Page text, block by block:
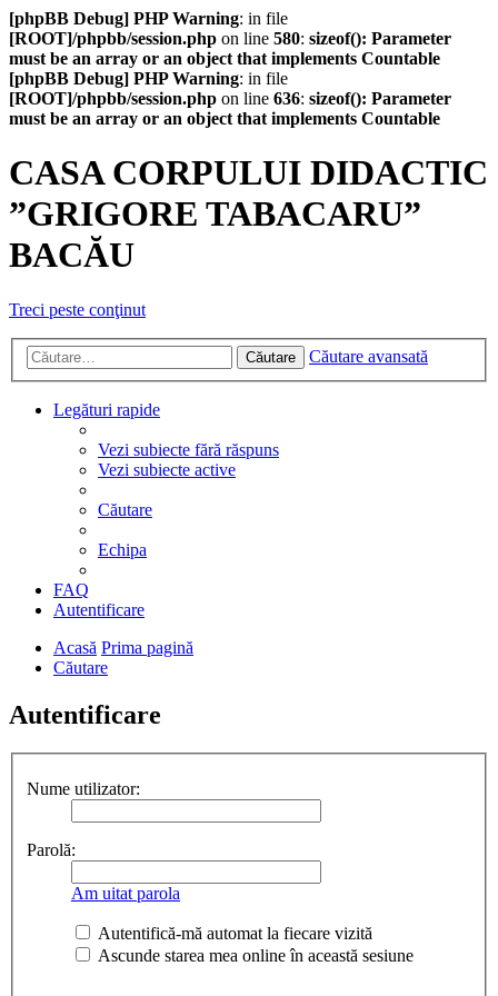
[phpBB Debug] PHP Warning: in file
[ROOT]/phpbb/session.php on line 580: sizeof(): Parameter
must be an array or an object that implements Countable
[phpBB Debug] PHP Warning: in file
[ROOT]/phpbb/session.php on line 636: sizeof(): Parameter
must be an array or an object that implements Countable
CASA CORPULUI DIDACTIC
”GRIGORE TABACARU”
BACĂU
Treci peste conţinut
Căutare Căutare avansată
Legături rapide
Vezi subiecte fără răspuns
Vezi subiecte active
Căutare
Echipa
FAQ
Autentificare
Acasă Prima pagină
Căutare
Autentificare
Nume utilizator:
Parolă:
Am uitat parola
Autentifică-mă automat la fiecare vizită
Ascunde starea mea online în această sesiune